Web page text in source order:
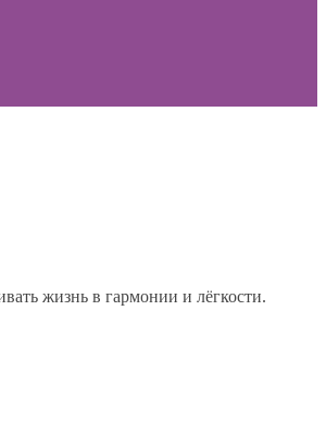
жизнь в гармонии и лёгкости.